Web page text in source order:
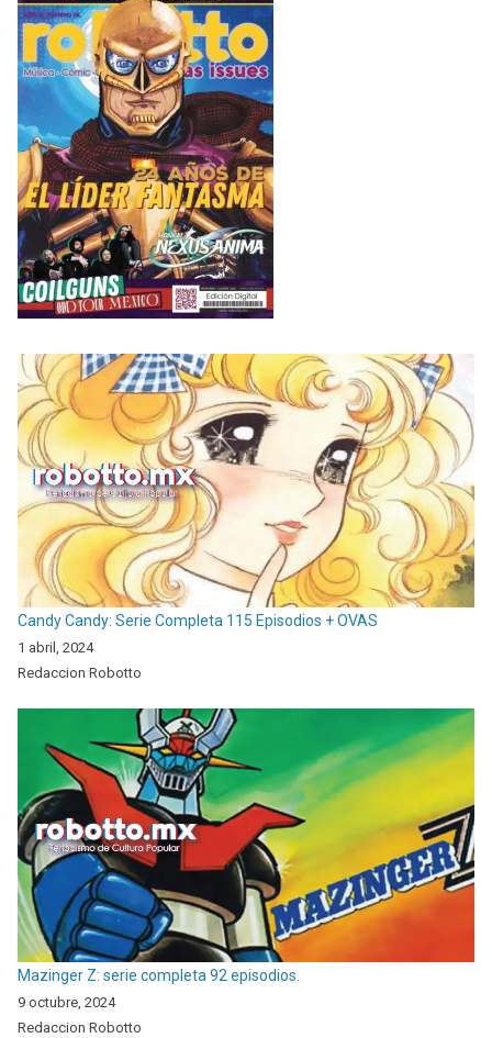
Candy Candy: Serie Completa 115 Episodios + OVAS
1 abril, 2024
Redaccion Robotto
Mazinger Z: serie completa 92 episodios.
9 octubre, 2024
Redaccion Robotto